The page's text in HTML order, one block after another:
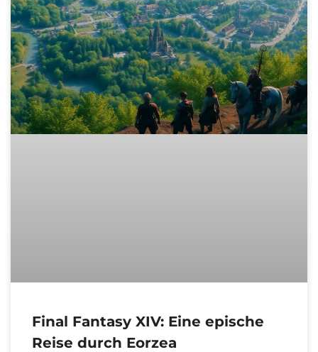
Final Fantasy XIV: Eine epische
Reise durch Eorzea